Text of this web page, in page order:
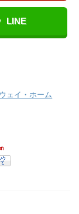
LINE
ェイ・ホーム